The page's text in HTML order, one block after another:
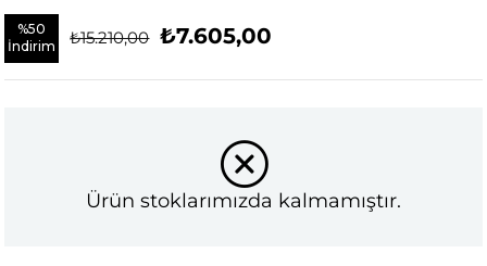
%50
İndirim
₺15.210,00 ₺7.605,00
Ürün stoklarımızda kalmamıştır.